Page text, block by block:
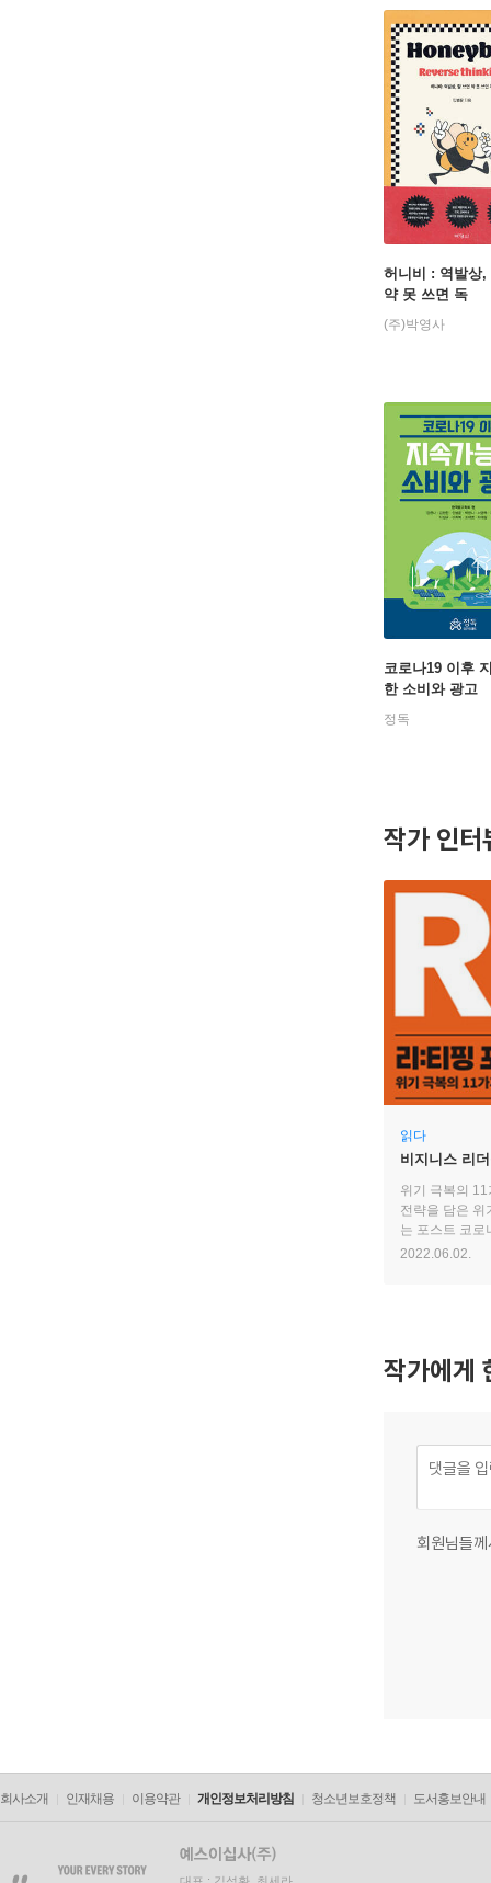
허니비 : 역발상,
약 못 쓰면 독
(주)박영사
코로나19 이후
한 소비와 광고
정독
작가 인터
읽다
비지니스 리
위기 극복의
전략을 담은 위
는 포스트 코로
2022.06.02.
작가에게
회원님들
회사소개 인재채용 이용약관 개인정보처리방침 청소년보호정책 도서홍보안내
대표 : 김석환, 최세라